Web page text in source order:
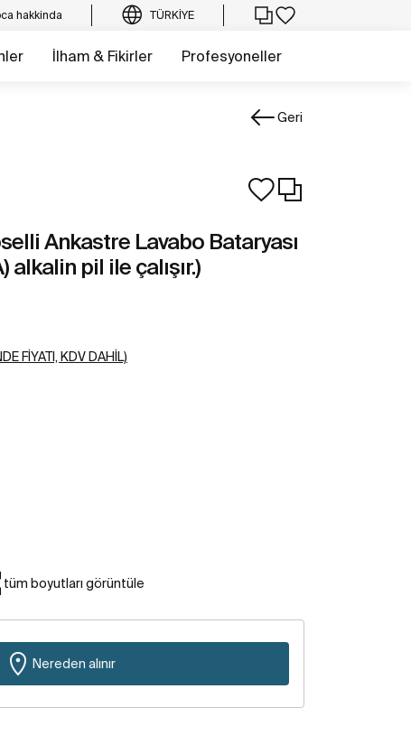
hakkinda TÜRKIYE
İlham & Fikirler Profesyoneller
Geri
Ankastre Lavabo Bataryası
alkalin pil ile çalışır.)
FIYATI, KDV DAHIL)
tüm boyutları görüntüle
Nereden alınır